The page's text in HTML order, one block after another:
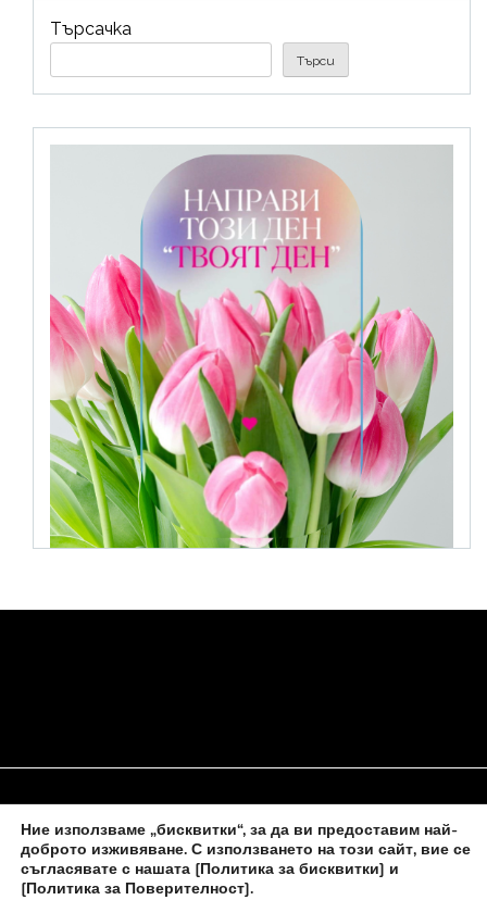
Търсачка
Търси
НАЧАЛО ЗА НАС ПОЛИТИКА ЗА БИСКВИТКИ
КОНТАКТИ С НАС
Ние използваме „бисквитки“, за да ви предоставим най-
доброто изживяване. С използването на този сайт, вие се
съгласявате с нашата [Политика за бисквитки] и
[Политика за Поверителност].